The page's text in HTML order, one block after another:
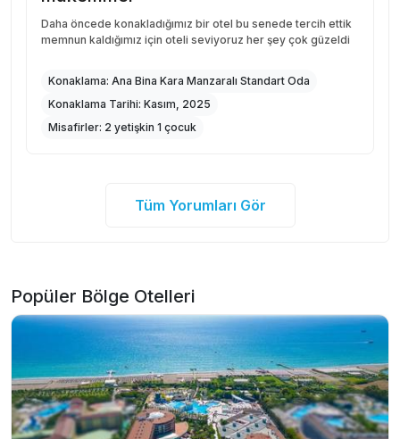
Daha öncede konakladığımız bir otel bu senede tercih ettik
memnun kaldığımız için oteli seviyoruz her şey çok güzeldi
Konaklama: Ana Bina Kara Manzaralı Standart Oda
Konaklama Tarihi: Kasım, 2025
Misafirler: 2 yetişkin 1 çocuk
Tüm Yorumları Gör
Popüler Bölge Otelleri